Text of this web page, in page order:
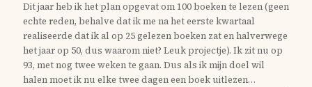
Dit jaar heb ik het plan opgevat om 100 boeken te lezen (geen
echte reden, behalve dat ik me na het eerste kwartaal
realiseerde dat ik al op 25 gelezen boeken zat en halverwege
het jaar op 50, dus waarom niet? Leuk projectje). Ik zit nu op
93, met nog twee weken te gaan. Dus als ik mijn doel wil
halen moet ik nu elke twee dagen een boek uitlezen…